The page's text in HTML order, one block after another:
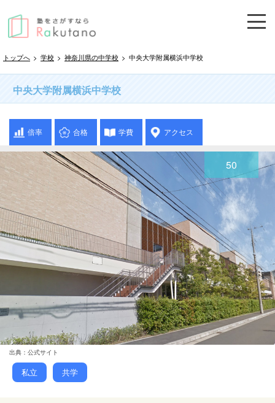
トップへ > 学校 > 神奈川県の中学校 > 中央大学附属横浜中学校
中央大学附属横浜中学校
倍率 合格 学費 アクセス
50
出典：公式サイト
私立 共学